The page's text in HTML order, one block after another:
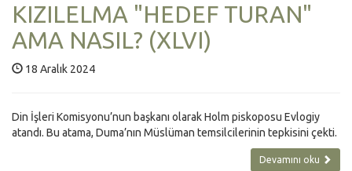
KIZILELMA "HEDEF TURAN"
AMA NASIL? (XLVI)
18 Aralık 2024
Din İşleri Komisyonu’nun başkanı olarak Holm piskoposu Evlogiy
atandı. Bu atama, Duma’nın Müslüman temsilcilerinin tepkisini çekti.
Devamını oku